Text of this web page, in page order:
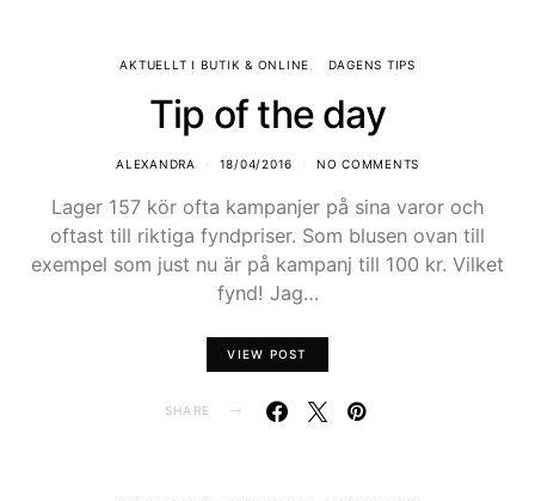
AKTUELLT I BUTIK & ONLINE DAGENS TIPS
Tip of the day
ALEXANDRA 18/04/2016 NO COMMENTS
Lager 157 kör ofta kampanjer på sina varor och
oftast till riktiga fyndpriser. Som blusen ovan till
exempel som just nu är på kampanj till 100 kr. Vilket
fynd! Jag…
VIEW POST
SHARE